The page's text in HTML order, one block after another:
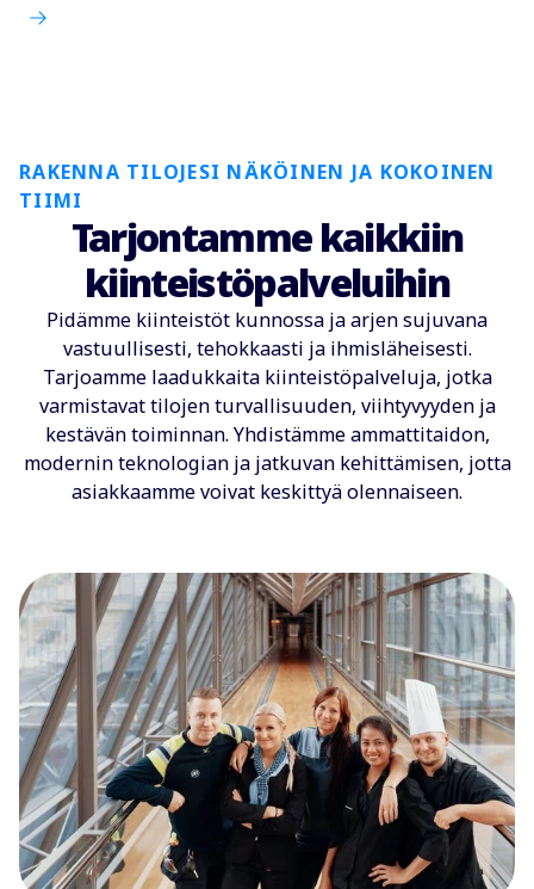
RAKENNA TILOJESI NÄKÖINEN JA KOKOINEN
TIIMI
Tarjontamme kaikkiin
kiinteistöpalveluihin
Pidämme kiinteistöt kunnossa ja arjen sujuvana
vastuullisesti, tehokkaasti ja ihmisläheisesti.
Tarjoamme laadukkaita kiinteistöpalveluja, jotka
varmistavat tilojen turvallisuuden, viihtyvyyden ja
kestävän toiminnan. Yhdistämme ammattitaidon,
modernin teknologian ja jatkuvan kehittämisen, jotta
asiakkaamme voivat keskittyä olennaiseen.